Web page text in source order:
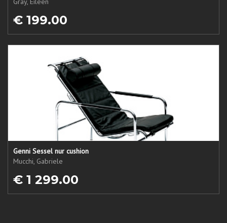
€ 199.00
Genni Sessel nur cushion
Mucchi, Gabriele
€ 1 299.00